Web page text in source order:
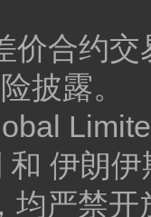
价合约
披露。
和 伊朗
均严禁